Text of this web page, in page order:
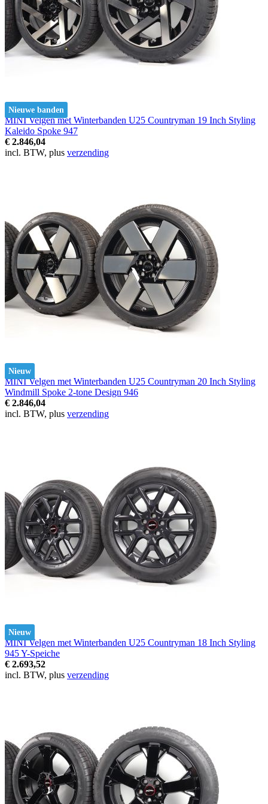
Nieuwe banden
MINI Velgen met Winterbanden U25 Countryman 19 Inch Styling
Kaleido Spoke 947
€ 2.846,04
incl. BTW, plus verzending
Nieuw
MINI Velgen met Winterbanden U25 Countryman 20 Inch Styling
Windmill Spoke 2-tone Design 946
€ 2.846,04
incl. BTW, plus verzending
Nieuw
MINI Velgen met Winterbanden U25 Countryman 18 Inch Styling
945 Y-Speiche
€ 2.693,52
incl. BTW, plus verzending